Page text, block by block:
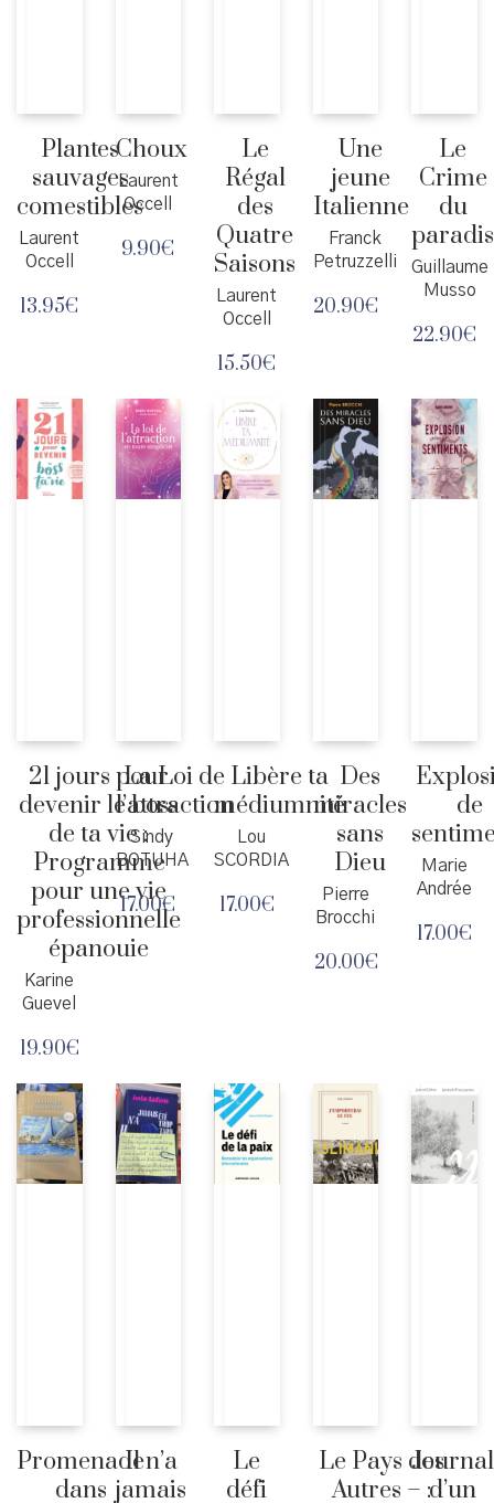
Plantes
sauvages
comestibles
Laurent
Occell
13.95€
Choux
Laurent
Occell
9.90€
Le
Régal
des
Quatre
Saisons
Laurent
Occell
15.50€
Une
jeune
Italienne
Franck
Petruzzelli
20.90€
Le
Crime
du
paradis
Guillaume
Musso
22.90€
21 jours pour
devenir le boss
de ta vie :
Programme
pour une vie
professionnelle
épanouie
Karine
Guevel
19.90€
La Loi de
l’attraction
Sindy
BOTUHA
17.00€
Libère ta
médiumnité
Lou
SCORDIA
17.00€
Des
miracles
sans
Dieu
Pierre
Brocchi
20.00€
de
Marie
Andrée
17.00€
Promenade
dans
Il n’a
jamais
Le
défi
Le Pays des
Autres – :
Journal
d’un